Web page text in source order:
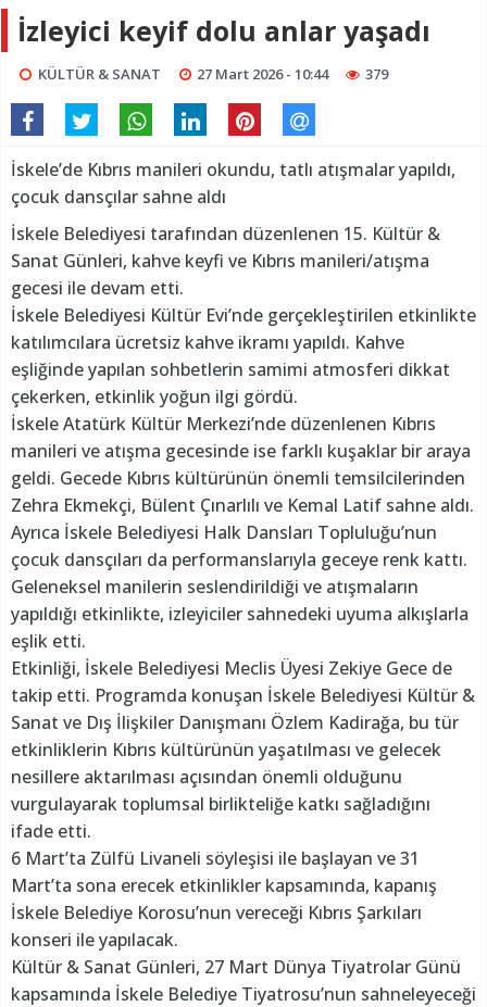
İzleyici keyif dolu anlar yaşadı
KÜLTÜR & SANAT 27 Mart 2026 - 10:44 379
İskele’de Kıbrıs manileri okundu, tatlı atışmalar yapıldı,
çocuk dansçılar sahne aldı
İskele Belediyesi tarafından düzenlenen 15. Kültür &
Sanat Günleri, kahve keyfi ve Kıbrıs manileri/atışma
gecesi ile devam etti.
İskele Belediyesi Kültür Evi’nde gerçekleştirilen etkinlikte
katılımcılara ücretsiz kahve ikramı yapıldı. Kahve
eşliğinde yapılan sohbetlerin samimi atmosferi dikkat
çekerken, etkinlik yoğun ilgi gördü.
İskele Atatürk Kültür Merkezi’nde düzenlenen Kıbrıs
manileri ve atışma gecesinde ise farklı kuşaklar bir araya
geldi. Gecede Kıbrıs kültürünün önemli temsilcilerinden
Zehra Ekmekçi, Bülent Çınarlılı ve Kemal Latif sahne aldı.
Ayrıca İskele Belediyesi Halk Dansları Topluluğu’nun
çocuk dansçıları da performanslarıyla geceye renk kattı.
Geleneksel manilerin seslendirildiği ve atışmaların
yapıldığı etkinlikte, izleyiciler sahnedeki uyuma alkışlarla
eşlik etti.
Etkinliği, İskele Belediyesi Meclis Üyesi Zekiye Gece de
takip etti. Programda konuşan İskele Belediyesi Kültür &
Sanat ve Dış İlişkiler Danışmanı Özlem Kadirağa, bu tür
etkinliklerin Kıbrıs kültürünün yaşatılması ve gelecek
nesillere aktarılması açısından önemli olduğunu
vurgulayarak toplumsal birlikteliğe katkı sağladığını
ifade etti.
6 Mart’ta Zülfü Livaneli söyleşisi ile başlayan ve 31
Mart’ta sona erecek etkinlikler kapsamında, kapanış
İskele Belediye Korosu’nun vereceği Kıbrıs Şarkıları
konseri ile yapılacak.
Kültür & Sanat Günleri, 27 Mart Dünya Tiyatrolar Günü
kapsamında İskele Belediye Tiyatrosu’nun sahneleyeceği